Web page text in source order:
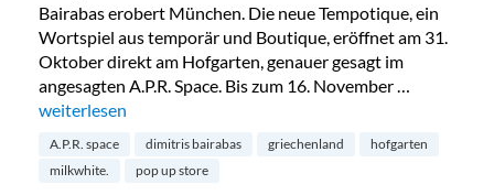
Bairabas erobert München. Die neue Tempotique, ein
Wortspiel aus temporär und Boutique, eröffnet am 31.
Oktober direkt am Hofgarten, genauer gesagt im
angesagten A.P.R. Space. Bis zum 16. November …
„milkwhite. Tempotique am Hofgarten“
weiterlesen
A.P.R. space dimitris bairabas griechenland
hofgarten
milkwhite.
pop up store